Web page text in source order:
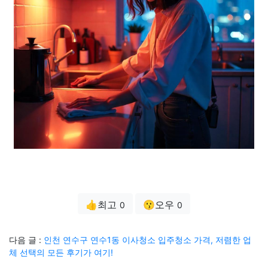
👍최고 0 😗오우 0
다음 글 : 인천 연수구 연수1동 이사청소 입주청소 가격, 저렴한 업
체 선택의 모든 후기가 여기!